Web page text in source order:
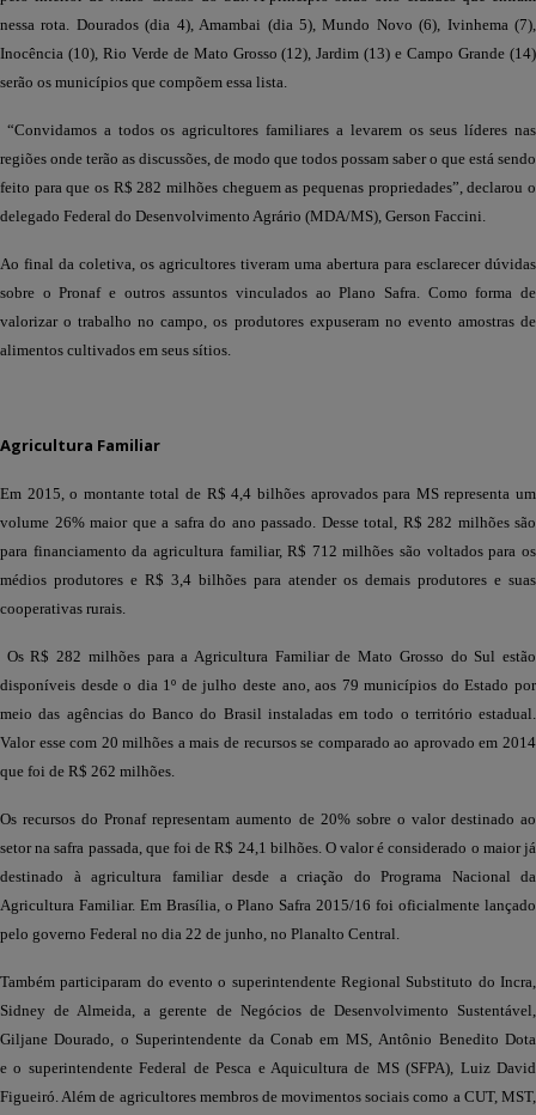
nessa rota. Dourados (dia 4), Amambai (dia 5), Mundo Novo (6), Ivinhema (7),
Inocência (10), Rio Verde de Mato Grosso (12), Jardim (13) e Campo Grande (14)
serão os municípios que compõem essa lista.
“Convidamos a todos os agricultores familiares a levarem os seus líderes nas
regiões onde terão as discussões, de modo que todos possam saber o que está sendo
feito para que os R$ 282 milhões cheguem as pequenas propriedades”, declarou o
delegado Federal do Desenvolvimento Agrário (MDA/MS), Gerson Faccini.
Ao final da coletiva, os agricultores tiveram uma abertura para esclarecer dúvidas
sobre o Pronaf e outros assuntos vinculados ao Plano Safra. Como forma de
valorizar o trabalho no campo, os produtores expuseram no evento amostras de
alimentos cultivados em seus sítios.
Agricultura Familiar
Em 2015, o montante total de R$ 4,4 bilhões aprovados para MS representa um
volume 26% maior que a safra do ano passado. Desse total, R$ 282 milhões são
para financiamento da agricultura familiar, R$ 712 milhões são voltados para os
médios produtores e R$ 3,4 bilhões para atender os demais produtores e suas
cooperativas rurais.
Os R$ 282 milhões para a Agricultura Familiar de Mato Grosso do Sul estão
disponíveis desde o dia 1º de julho deste ano, aos 79 municípios do Estado por
meio das agências do Banco do Brasil instaladas em todo o território estadual.
Valor esse com 20 milhões a mais de recursos se comparado ao aprovado em 2014
que foi de R$ 262 milhões.
Os recursos do Pronaf representam aumento de 20% sobre o valor destinado ao
setor na safra passada, que foi de R$ 24,1 bilhões. O valor é considerado o maior já
destinado à agricultura familiar desde a criação do Programa Nacional da
Agricultura Familiar. Em Brasília, o Plano Safra 2015/16 foi oficialmente lançado
pelo governo Federal no dia 22 de junho, no Planalto Central.
Também participaram do evento o superintendente Regional Substituto do Incra,
Sidney de Almeida, a gerente de Negócios de Desenvolvimento Sustentável,
Giljane Dourado, o Superintendente da Conab em MS, Antônio Benedito Dota
e o superintendente Federal de Pesca e Aquicultura de MS (SFPA), Luiz David
Figueiró. Além de agricultores membros de movimentos sociais como a CUT, MST,